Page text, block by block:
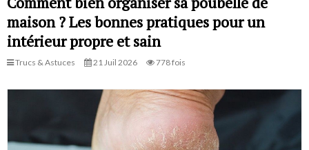
maison ? Les bonnes pratiques pour un
intérieur propre et sain
Trucs & Astuces 21 Juil 2026 778 fois